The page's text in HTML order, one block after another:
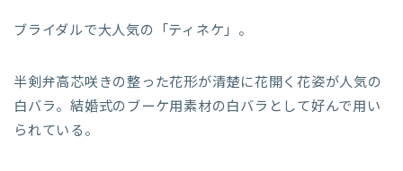
ブライダルで大人気の「ティネケ」。
半剣弁高芯咲きの整った花形が清楚に花開く花姿が人気の
白バラ。結婚式のブーケ用素材の白バラとして好んで用い
られている。